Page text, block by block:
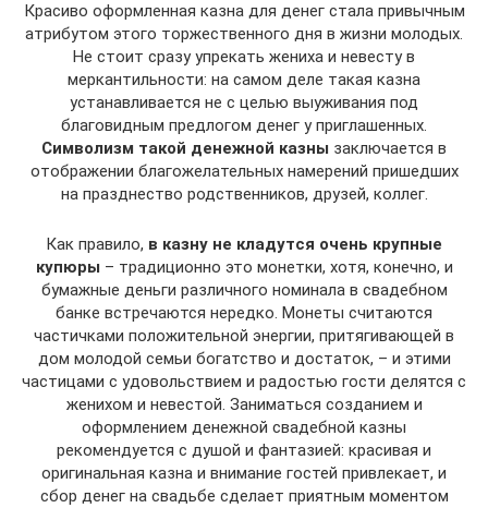
Красиво оформленная казна для денег стала привычным
атрибутом этого торжественного дня в жизни молодых.
Не стоит сразу упрекать жениха и невесту в
меркантильности: на самом деле такая казна
устанавливается не с целью выуживания под
благовидным предлогом денег у приглашенных.
Символизм такой денежной казны заключается в
отображении благожелательных намерений пришедших
на празднество родственников, друзей, коллег.
Как правило, в казну не кладутся очень крупные
купюры – традиционно это монетки, хотя, конечно, и
бумажные деньги различного номинала в свадебном
банке встречаются нередко. Монеты считаются
частичками положительной энергии, притягивающей в
дом молодой семьи богатство и достаток, – и этими
частицами с удовольствием и радостью гости делятся с
женихом и невестой. Заниматься созданием и
оформлением денежной свадебной казны
рекомендуется с душой и фантазией: красивая и
оригинальная казна и внимание гостей привлекает, и
сбор денег на свадьбе сделает приятным моментом